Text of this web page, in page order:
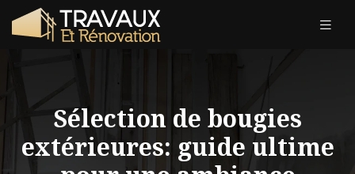
Sélection de bougies
extérieures: guide ultime